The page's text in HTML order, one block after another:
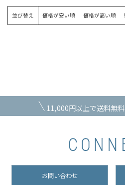
並び替え 価格が安い順 価格が高い順
11,000円以上で送料無料
お問い合わせ